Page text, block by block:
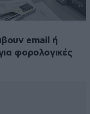
email ή
φορολογικές